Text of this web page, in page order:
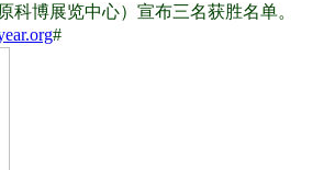
科博展览中心）宣布三名获胜名单。
#